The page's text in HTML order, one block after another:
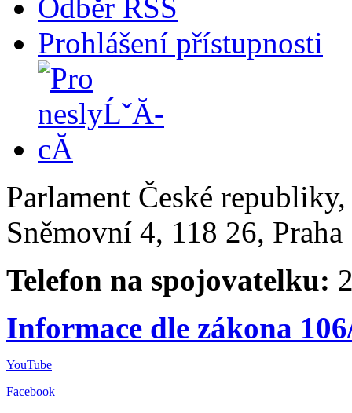
Odběr RSS
Prohlášení přístupnosti
Parlament České
Sněmovní 4, 118 26,
Telefon na spojovatelku:
Informace dle zákona
YouTube
Facebook